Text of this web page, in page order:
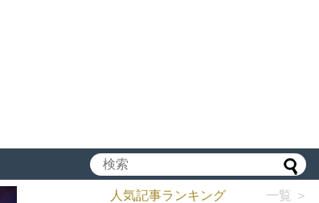
人気記事ランキング 一覧 ＞